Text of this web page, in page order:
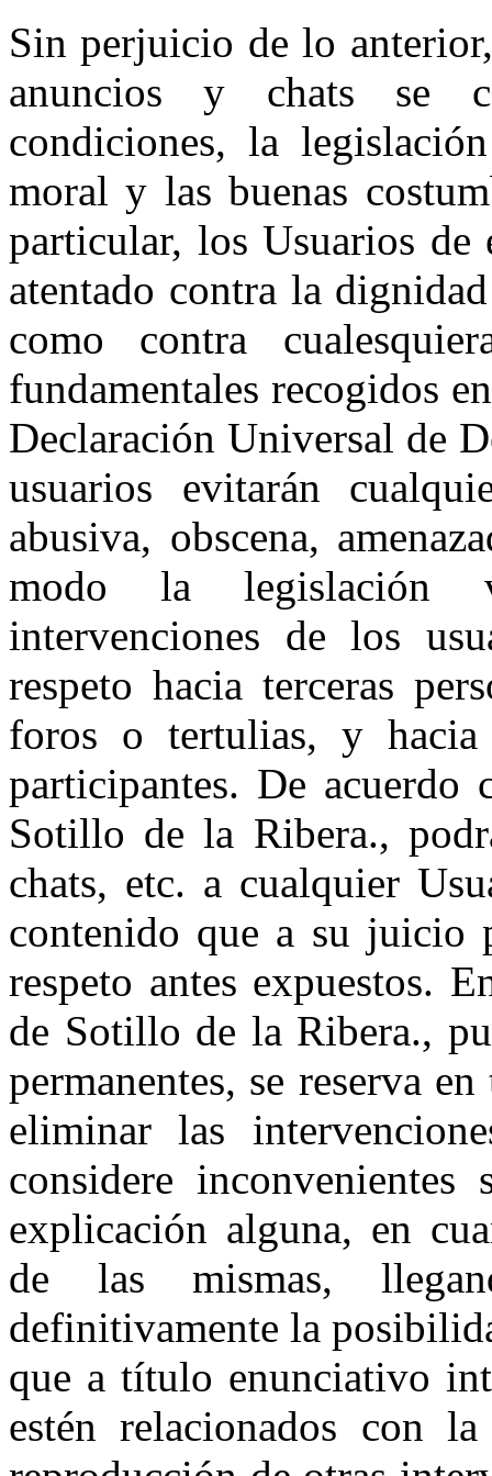
Sin perjuicio de lo
anuncios y chats se
condiciones, la
moral y las buenas
particular, los Usuarios de
atentado contra la
como contra
fundamentales recogidos
Declaración Universal de
usuarios evitarán
abusiva, obscena,
modo la legislación
intervenciones de los
respeto hacia terceras
foros o tertulias, y
participantes. De acuerdo
Sotillo de la Ribera.,
chats, etc. a cualquier
contenido que a su juicio
respeto antes expuestos.
de Sotillo de la Ribera.,
permanentes, se reserva
eliminar las
considere
explicación alguna, en
de las mismas,
definitivamente la
que a título enunciativo
estén relacionados con